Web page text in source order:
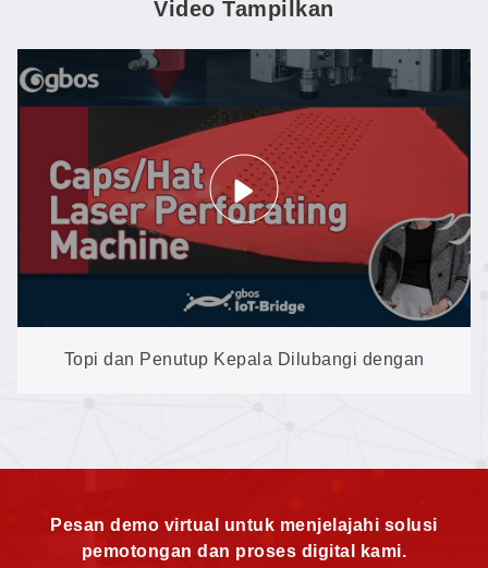
Video Tampilkan
Topi dan Penutup Kepala Dilubangi dengan
Pesan demo virtual untuk menjelajahi solusi
pemotongan dan proses digital kami.